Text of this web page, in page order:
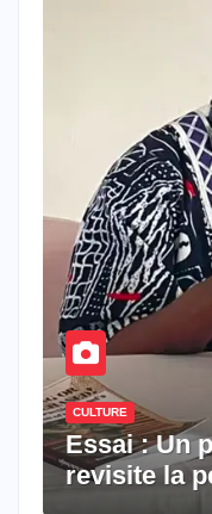
CULTURE
Essai : Un
revisite la